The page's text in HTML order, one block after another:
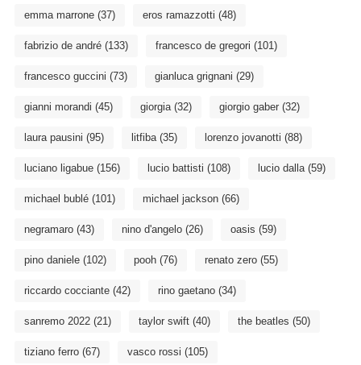
emma marrone(37) eros ramazzotti (48)
fabrizio de andré(133) francesco de gregori (101)
francesco guccini (73) gianluca grignani (29)
gianni morandi (45) giorgia(32) giorgio gaber(32)
laura pausini (95) litfiba(35) lorenzo jovanotti (88)
luciano ligabue(156) lucio battisti (108) lucio dalla(59)
michael bublé(101) michael jackson(66)
negramaro(43) nino d'angelo(26) oasis (59)
pino daniele(102) pooh(76) renato zero(55)
riccardo cocciante(42) rino gaetano(34)
sanremo 2022(21) taylor swift(40) the beatles (50)
tiziano ferro(67) vasco rossi (105)